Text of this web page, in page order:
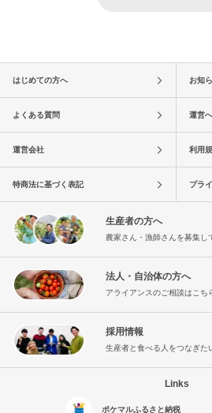
はじめての方へ お知
よくある質問 運営
運営会社 利用
特商法に基づく表記 プラ
生産者の方へ
農家さん・漁師さんを募集し
法人・自治体の方へ
アライアンスのご相談はこち
採用情報
生産者と食べる人をつなぎた
Links
ポケマルふるさと納税